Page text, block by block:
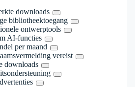
downloads
bibliotheektoegang
ontwerptools
AI-functies
per maand
vereist
downloads